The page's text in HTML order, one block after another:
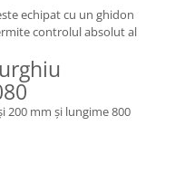
echipat cu un ghidon
controlul absolut al
200 mm și lungime 800